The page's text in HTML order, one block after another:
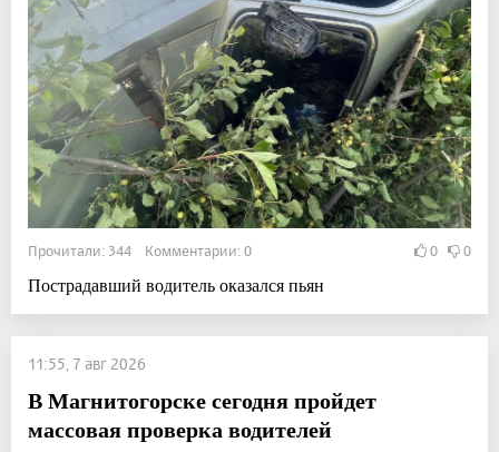
Прочитали: 344 Комментарии: 0 0 0
Пострадавший водитель оказался пьян
11:55, 7 авг 2026
В Магнитогорске сегодня пройдет
массовая проверка водителей